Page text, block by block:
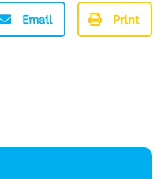
Email Print